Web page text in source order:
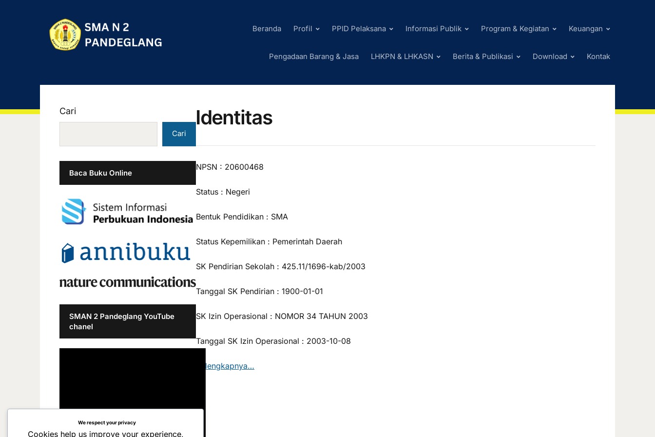
Beranda Profil PPID Pelaksana Informasi Publik Program & Kegiatan Keuangan
Pengadaan Barang & Jasa LHKPN & LHKASN Berita & Publikasi Download Kontak
Identitas
NPSN : 20600468
Status : Negeri
Bentuk Pendidikan : SMA
Status Kepemilikan : Pemerintah Daerah
SK Pendirian Sekolah : 425.11/1696-kab/2003
Tanggal SK Pendirian : 1900-01-01
SK Izin Operasional : NOMOR 34 TAHUN 2003
Tanggal SK Izin Operasional : 2003-10-08
Selengkapnya…
Cari
Cari
Baca Buku Online
SMAN 2 Pandeglang YouTube
chanel
We respect your privacy
Cookies help us improve your experience,